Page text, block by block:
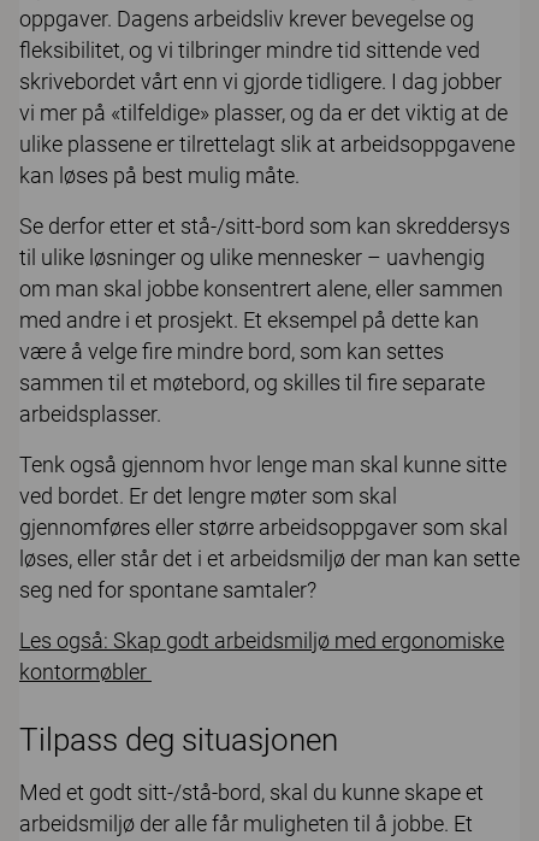
oppgaver. Dagens arbeidsliv krever bevegelse og
fleksibilitet, og vi tilbringer mindre tid sittende ved
skrivebordet vårt enn vi gjorde tidligere. I dag jobber
vi mer på «tilfeldige» plasser, og da er det viktig at de
ulike plassene er tilrettelagt slik at arbeidsoppgavene
kan løses på best mulig måte.
Se derfor etter et stå-/sitt-bord som kan skreddersys
til ulike løsninger og ulike mennesker – uavhengig
om man skal jobbe konsentrert alene, eller sammen
med andre i et prosjekt. Et eksempel på dette kan
være å velge fire mindre bord, som kan settes
sammen til et møtebord, og skilles til fire separate
arbeidsplasser.
Tenk også gjennom hvor lenge man skal kunne sitte
ved bordet. Er det lengre møter som skal
gjennomføres eller større arbeidsoppgaver som skal
løses, eller står det i et arbeidsmiljø der man kan sette
seg ned for spontane samtaler?
Les også: Skap godt arbeidsmiljø med ergonomiske
kontormøbler
Tilpass deg situasjonen
Med et godt sitt-/stå-bord, skal du kunne skape et
arbeidsmiljø der alle får muligheten til å jobbe. Et